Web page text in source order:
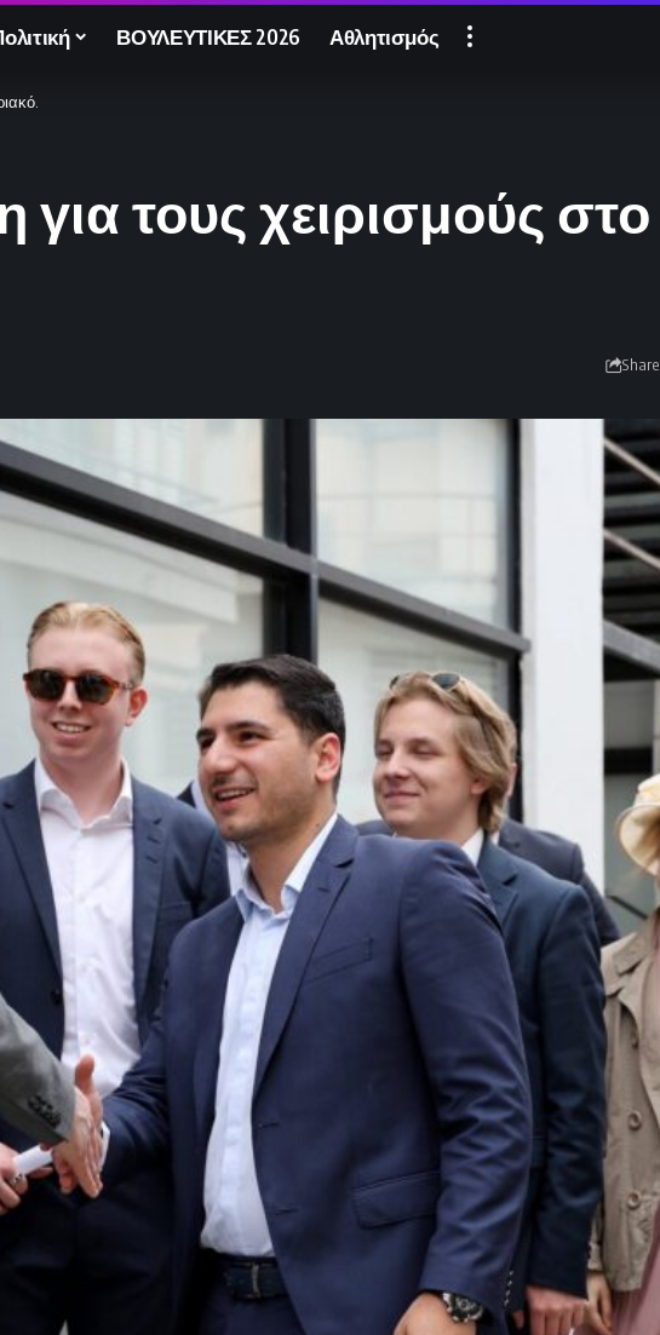
ΒΟΥΛΕΥΤΙΚΕΣ 2026 Αθλητισμός
τους χειρισμούς στο
Share